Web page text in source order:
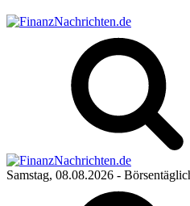
Samstag, 08.08.2026 -